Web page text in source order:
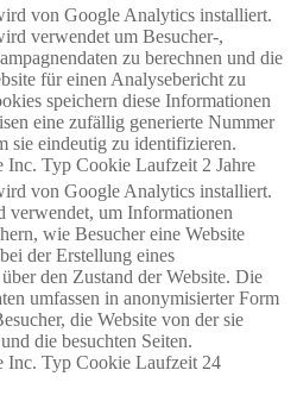
von Google Analytics installiert.
verwendet um Besucher-,
zu berechnen und die
für einen Analysebericht zu
speichern diese Informationen
eine zufällig generierte Nummer
sie eindeutig zu identifizieren.
Inc. Typ Cookie Laufzeit 2 Jahre
von Google Analytics installiert.
verwendet, um Informationen
wie Besucher eine Website
der Erstellung eines
den Zustand der Website. Die
umfassen in anonymisierter Form
die Website von der sie
die besuchten Seiten.
Inc. Typ Cookie Laufzeit 24